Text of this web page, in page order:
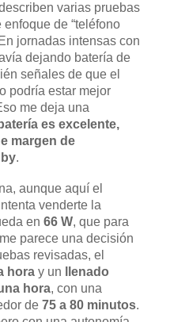
varias pruebas
de “teléfono
jornadas intensas con
dejando batería de
señales de que el
podría estar mejor
me deja una
es excelente,
margen de
.
aunque aquí el
venderte la
en 66 W, que para
parece una decisión
revisadas, el
hora y un
llenado
hora, con una
de 75 a 80 minutos.